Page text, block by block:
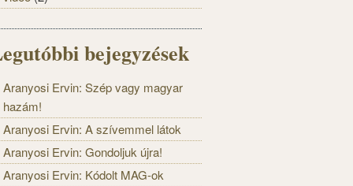
bejegyzések
Aranyosi Ervin: Szép vagy magyar
hazám!
Aranyosi Ervin: A szívemmel látok
Aranyosi Ervin: Gondoljuk újra!
Aranyosi Ervin: Kódolt MAG-ok